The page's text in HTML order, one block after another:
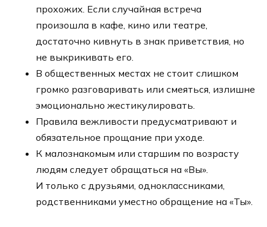
прохожих. Если случайная встреча
произошла в кафе, кино или театре,
достаточно кивнуть в знак приветствия, но
не выкрикивать его.
В общественных местах не стоит слишком
громко разговаривать или смеяться, излишне
эмоционально жестикулировать.
Правила вежливости предусматривают и
обязательное прощание при уходе.
К малознакомым или старшим по возрасту
людям следует обращаться на «Вы».
И только с друзьями, одноклассниками,
родственниками уместно обращение на «Ты».